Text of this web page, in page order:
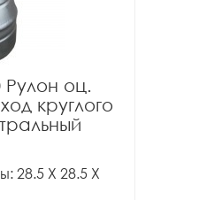
оц.
круглого
28.5 X 28.5 X